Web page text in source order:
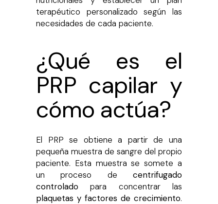
terapéutico personalizado según las
necesidades de cada paciente.
¿Qué es el
PRP capilar y
cómo actúa?
El PRP se obtiene a partir de una
pequeña muestra de sangre del propio
paciente. Esta muestra se somete a
un proceso de centrifugado
controlado para concentrar las
plaquetas y factores de crecimiento.